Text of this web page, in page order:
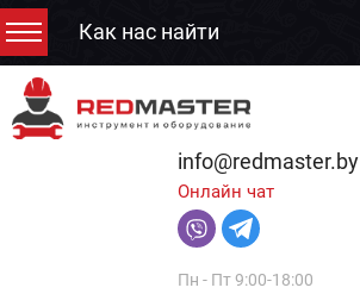
Как нас найти
info@redmaster.by
Онлайн чат
Пн - Пт 9:00-18:00